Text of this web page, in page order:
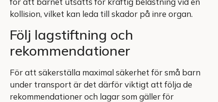
kollision, vilket kan leda till skador på inre organ.
Följ lagstiftning och
rekommendationer
För att säkerställa maximal säkerhet för små barn
under transport är det därför viktigt att följa de
rekommendationer och lagar som gäller för